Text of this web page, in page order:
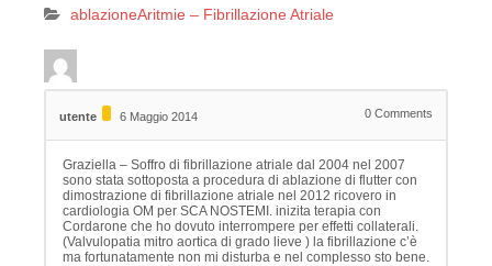
ablazioneAritmie – Fibrillazione Atriale
utente 6 Maggio 2014 0 Comments
Graziella – Soffro di fibrillazione atriale dal 2004 nel 2007
sono stata sottoposta a procedura di ablazione di flutter con
dimostrazione di fibrillazione atriale nel 2012 ricovero in
cardiologia OM per SCA NOSTEMI. inizita terapia con
Cordarone che ho dovuto interrompere per effetti collaterali.
(Valvulopatia mitro aortica di grado lieve ) la fibrillazione c’è
ma fortunatamente non mi disturba e nel complesso sto bene.